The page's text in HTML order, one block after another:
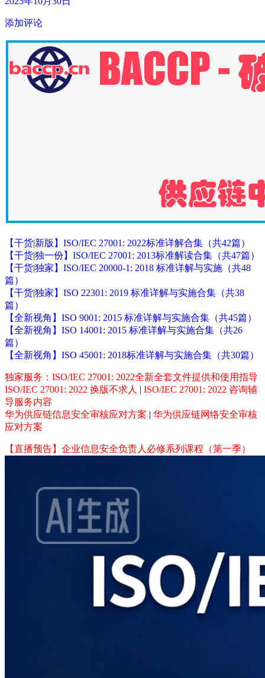
添加评论
【干货|新版】ISO/IEC 27001: 2022标准详解合集（共42篇）
【干货|独一份】ISO/IEC 27001: 2013标准解读合集（共47篇）
【干货|独家】ISO/IEC 20000-1: 2018 标准详解与实施（共48
篇）
【干货|独家】ISO 22301: 2019 标准详解与实施合集（共38
篇）
【全新视角】ISO 9001: 2015 标准详解与实施合集（共45篇）
【全新视角】ISO 14001: 2015 标准详解与实施合集（共26
篇）
【全新视角】ISO 45001: 2018标准详解与实施合集（共30篇）
独家服务：ISO/IEC 27001: 2022全新全套文件提供和使用指导
ISO/IEC 27001: 2022 换版不求人 | ISO/IEC 27001: 2022 咨询辅
导服务内容
华为供应链信息安全审核应对方案 | 华为供应链网络安全审核
应对方案
【直播预告】企业信息安全负责人必修系列课程（第一季）